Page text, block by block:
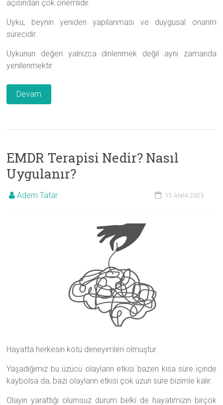
açısından çok önemlidir.
Uyku, beynin yeniden yapılanması ve duygusal onarım
sürecidir.
Uykunun değeri yalnızca dinlenmek değil aynı zamanda
yenilenmektir.
Devam
EMDR Terapisi Nedir? Nasıl
Uygulanır?
Adem Tatar 15 Aralık 2025
Hayatta herkesin kötü deneyimleri olmuştur.
Yaşadığımız bu üzücü olayların etkisi bazen kısa süre içinde
kaybolsa da, bazı olayların etkisi çok uzun süre bizimle kalır.
Olayın yarattığı olumsuz durum belki de hayatımızın birçok